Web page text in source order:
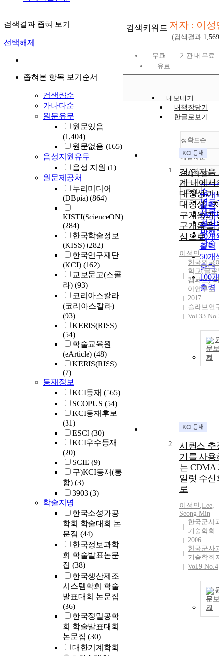
검색결과 좁혀 보기
선택해제
좁혀본 항목 보기순서
검색량순
가나다순
원문유무
원문있음
(1,404)
원문없음 (165)
음성지원유무
음성 지원 (1)
원문제공처
누리미디어
(DBpia) (864)
KISTI(ScienceON)
(284)
한국학술정보
(KISS) (282)
한국연구재단
(KCI) (162)
교보문고(스콜
라) (93)
코리아스칼라
(코리아스칼라)
(93)
KERIS(RISS)
(54)
학술교육원
(eArticle) (48)
KERIS(RISS)
(7)
등재정보
KCI등재 (565)
SCOPUS (54)
KCI등재후보
(31)
ESCI (30)
KCI우수등재
(20)
SCIE (9)
구)KCI등재(통
합) (3)
3903 (3)
학술지명
한국소성가공
학회 학술대회 논
문집 (44)
한국정보과학
회 학술발표논문
집 (38)
한국생산제조
시스템학회 학술
발표대회 논문집
(36)
한국정밀공학
회 학술발표대회
논문집 (30)
대한기계학회
검색키워드 저자 : 이성
(검색결과 1,569
무료
기관 내 무료
유료
내보내기
내책장담기
한글로보기
정확도순
정확
순
인기
순
연도
제목
저자
발행
관순
내림차순
내림
10개씩 출력
10개
출력
20개
출력
30개
출력
50개
출력
100
출력
조회
1
경/연자음
계 내에서
대칭성과
대칭성 -
구개음과
구개음을
심으로
이성민
한국외국
학교(글로
캠퍼스)
아연구소
2017
슬라브연
Vol.33
문보
기
2
시퀀스 추
기를 사용
는 CDMA
일럿 수신
로
이성민 ,Lee,
Seong-Min
한국군사
기술학회
2006
한국군사
기술학회
Vol.9 No.4
문보
기